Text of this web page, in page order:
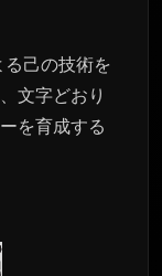
己の技術を
文字どおり
を育成する